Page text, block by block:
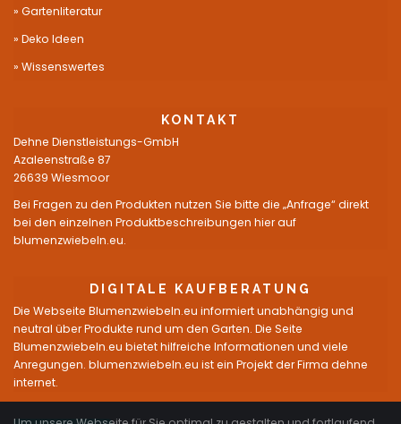
Gartenliteratur
Deko Ideen
Wissenswertes
KONTAKT
Dehne Dienstleistungs-GmbH
Azaleenstraße 87
26639 Wiesmoor
Bei Fragen zu den Produkten nutzen Sie bitte die „Anfrage“ direkt
bei den einzelnen Produktbeschreibungen hier auf
blumenzwiebeln.eu.
DIGITALE KAUFBERATUNG
Die Webseite Blumenzwiebeln.eu informiert unabhängig und
neutral über Produkte rund um den Garten. Die Seite
Blumenzwiebeln.eu bietet hilfreiche Informationen und viele
Anregungen. blumenzwiebeln.eu ist ein Projekt der Firma dehne
internet.